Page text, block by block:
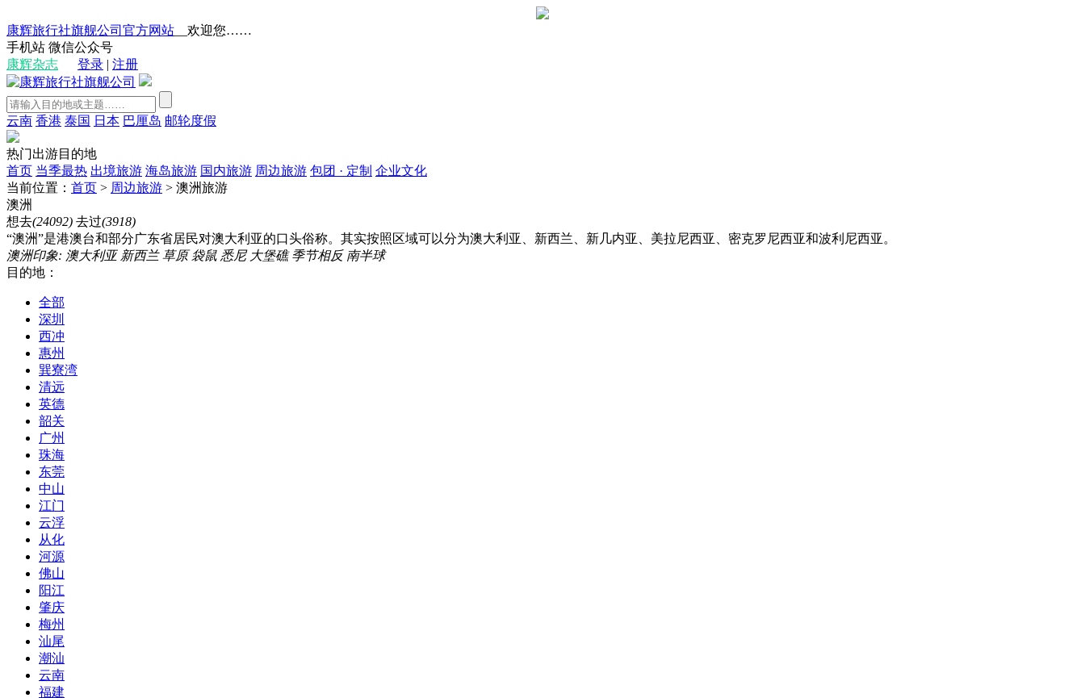
康辉旅行社旗舰公司官方网站 __欢迎您……
手机站 微信公众号
康辉杂志
登录 | 注册
云南 香港 泰国 日本 巴厘岛 邮轮度假
热门出游目的地
首页 当季最热 出境旅游 海岛旅游 国内旅游 周边旅游 包团 · 定制 企业文化
当前位置： 首页 > 周边旅游 > 澳洲旅游
澳洲
想去(24092) 去过(3918)
“澳洲”是港澳台和部分广东省居民对澳大利亚的口头俗称。其实按照区域可以分为澳大利亚、新西兰、新几内亚、美拉尼西亚、密克罗尼西亚和波利尼西亚。
澳洲印象: 澳大利亚 新西兰 草原 袋鼠 悉尼 大堡礁 季节相反 南半球
目的地：
全部
深圳
西冲
惠州
巽寮湾
清远
英德
韶关
广州
珠海
东莞
中山
江门
云浮
从化
河源
佛山
阳江
肇庆
梅州
汕尾
潮汕
云南
福建